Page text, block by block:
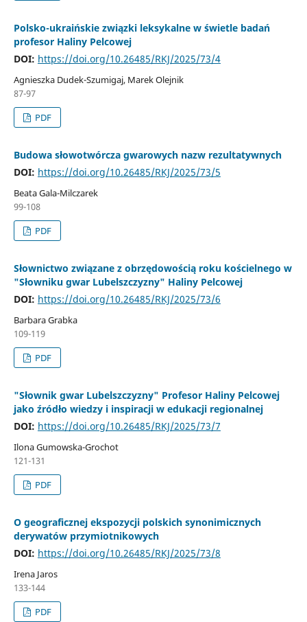
Polsko-ukraińskie związki leksykalne w świetle badań
profesor Haliny Pelcowej
DOI: https://doi.org/10.26485/RKJ/2025/73/4
Agnieszka Dudek-Szumigaj, Marek Olejnik
87-97
PDF
Budowa słowotwórcza gwarowych nazw rezultatywnych
DOI: https://doi.org/10.26485/RKJ/2025/73/5
Beata Gala-Milczarek
99-108
PDF
Słownictwo związane z obrzędowością roku kościelnego w
"Słowniku gwar Lubelszczyzny" Haliny Pelcowej
DOI: https://doi.org/10.26485/RKJ/2025/73/6
Barbara Grabka
109-119
PDF
"Słownik gwar Lubelszczyzny" Profesor Haliny Pelcowej
jako źródło wiedzy i inspiracji w edukacji regionalnej
DOI: https://doi.org/10.26485/RKJ/2025/73/7
Ilona Gumowska-Grochot
121-131
PDF
O geograficznej ekspozycji polskich synonimicznych
derywatów przymiotnikowych
DOI: https://doi.org/10.26485/RKJ/2025/73/8
Irena Jaros
133-144
PDF